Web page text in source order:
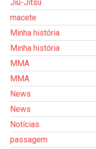
Jiu-Jitsu
macete
Minha história
Minha história
MMA
MMA
News
News
Notícias
passagem